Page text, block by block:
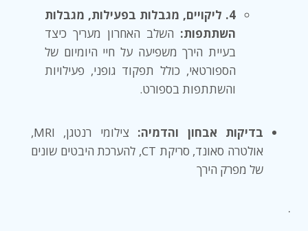
4. ליקויים, מגבלות בפעילות, מגבלות
השתתפות: השלב האחרון מעריך כיצד
בעיית הירך משפיעה על חיי היומיום של
הספורטאי, כולל תפקוד גופני, פעילויות
והשתתפות בספורט.
בדיקות אבחון והדמיה:
צילומי רנטגן, MRI,
אולטרה סאונד, סריקת CT, להערכת היבטים שונים
של מפרק הירך
.